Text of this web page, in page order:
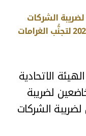
الشركات
للتسجيل للضريبة قبل نهاية مارس 2025 لتجنُّب الغرامات
يناير 2025 دعت الهيئة الاتحادية
لضريبة
الشركات